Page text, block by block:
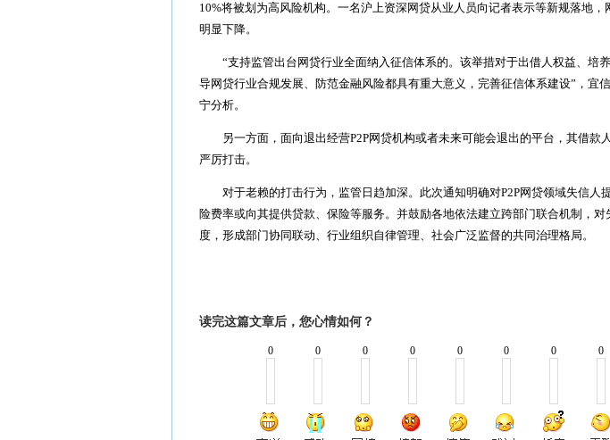
10%将被划为高风险机构。一名沪上资深网贷从业人员向记者表示等新规落地，
明显下降。
“支持监管出台网贷行业全面纳入征信体系的。该举措对于出借人权益、培养
导网贷行业合规发展、防范金融风险都具有重大意义，完善征信体系建设”，宜
宁分析。
另一方面，面向退出经营P2P网贷机构或者未来可能会退出的平台，其借款
严厉打击。
对于老赖的打击行为，监管日趋加深。此次通知明确对P2P网贷领域失信人
险费率或向其提供贷款、保险等服务。并鼓励各地依法建立跨部门联合机制，对
度，形成部门协同联动、行业组织自律管理、社会广泛监督的共同治理格局。
读完这篇文章后，您心情如何？
0 0 0 0 0 0 0 0